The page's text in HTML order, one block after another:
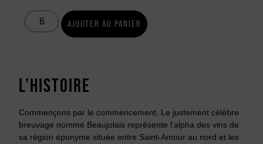
AJOUTER AU PANIER
L’HISTOIRE
Commençons par le commencement. Le justement célèbre
breuvage nommé Beaujolais représente l’alpha des vins de
sa région éponyme située entre Saint-Amour au nord et les